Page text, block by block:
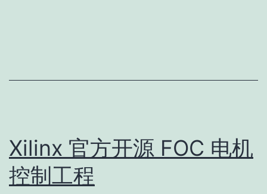
Xilinx 官方开源 FOC 电机
控制工程